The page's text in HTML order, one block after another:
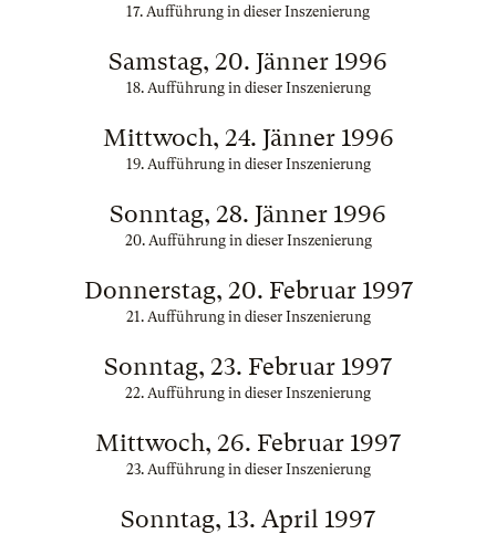
17. Aufführung in dieser Inszenierung
Samstag, 20. Jänner 1996
18. Aufführung in dieser Inszenierung
Mittwoch, 24. Jänner 1996
19. Aufführung in dieser Inszenierung
Sonntag, 28. Jänner 1996
20. Aufführung in dieser Inszenierung
Donnerstag, 20. Februar 1997
21. Aufführung in dieser Inszenierung
Sonntag, 23. Februar 1997
22. Aufführung in dieser Inszenierung
Mittwoch, 26. Februar 1997
23. Aufführung in dieser Inszenierung
Sonntag, 13. April 1997